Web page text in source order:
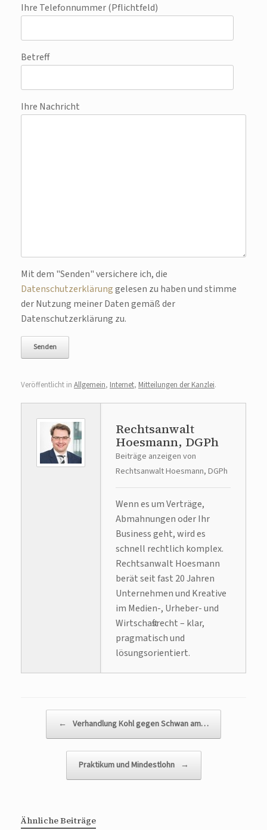
Ihre Telefonnummer (Pflichtfeld)
Betreff
Ihre Nachricht
Bitte lasse dieses Feld leer.
Mit dem "Senden" versichere ich, die
Datenschutzerklärunggelesen zu haben und stimme
der Nutzung meiner Daten gemäß der
Datenschutzerklärung zu.
Veröffentlicht in Allgemein, Internet, Mitteilungen der Kanzlei.
Rechtsanwalt
Hoesmann, DGPh
Beiträge anzeigen von
Rechtsanwalt Hoesmann, DGPh
Wenn es um Verträge,
Abmahnungen oder Ihr
Business geht, wird es
schnell rechtlich komplex.
Rechtsanwalt Hoesmann
berät seit fast 20 Jahren
Unternehmen und Kreative
im Medien-, Urheber- und
Wirtschaftsrecht – klar,
pragmatisch und
lösungsorientiert.
← Verhandlung Kohl gegen Schwan am…
Praktikum und Mindestlohn →
Ähnliche Beiträge